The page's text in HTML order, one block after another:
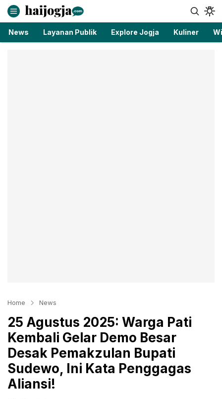
haijogja.com
Berita Jogja Terbaru dan Terkini
News Layanan Publik Explore Jogja Kuliner
Home News
25 Agustus 2025: Warga Pati
Kembali Gelar Demo Besar
Desak Pemakzulan Bupati
Sudewo, Ini Kata Penggagas
Aliansi!